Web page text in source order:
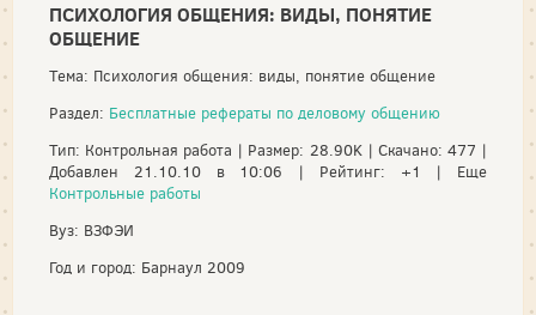
ПСИХОЛОГИЯ ОБЩЕНИЯ: ВИДЫ, ПОНЯТИЕ
ОБЩЕНИЕ
Тема: Психология общения: виды, понятие общение
Раздел: Бесплатные рефераты по деловому общению
Тип: Контрольная работа | Размер: 28.90K | Скачано: 477 |
Добавлен 21.10.10 в 10:06 | Рейтинг: +1 | Еще
Контрольные работы
Вуз: ВЗФЭИ
Год и город: Барнаул 2009